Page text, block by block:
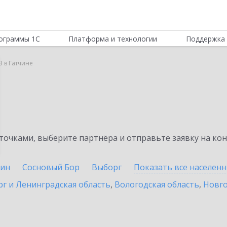
1С Платформа и технологии Поддержка
в Гатчине
выберите партнёра и отправьте заявку на
Сосновый Бор Выборг Показать все
и Ленинградская область, Вологодская область,